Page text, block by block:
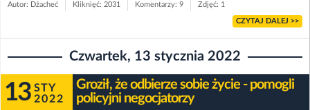
Autor: Dżacheć Kliknięć: 2031 Komentarzy: 9 Zdjęć: 1
CZYTAJ DALEJ >>
Czwartek, 13 stycznia 2022
13 STY
2022
Groził, że odbierze sobie życie - pomogli
policyjni negocjatorzy